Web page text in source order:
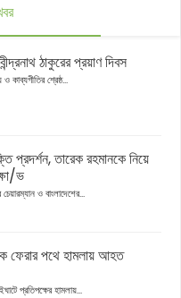
ঠাকুরের প্রয়াণ দিবস
কাব্যগীতির শ্রেষ্ঠ...
প্রদর্শন, তারেক রহমানকে নিয়ে
ভ
ও বাংলাদেশের...
ফেরার পথে হামলায় আহত
প্রতিপক্ষের হামলায়...